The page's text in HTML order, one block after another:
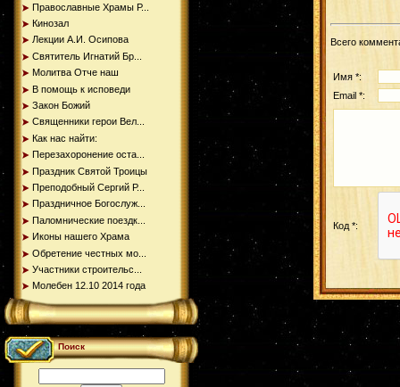
Православные Храмы Р...
Кинозал
Лекции А.И. Осипова
Святитель Игнатий Бр...
Молитва Отче наш
В помощь к исповеди
Закон Божий
Священники герои Вел...
Как нас найти:
Перезахоронение оста...
Праздник Святой Троицы
Преподобный Сергий Р...
Праздничное Богослуж...
Паломнические поездк...
Иконы нашего Храма
Обретение честных мо...
Участники строительс...
Молебен 12.10 2014 года
Поиск
Всего
Имя *:
Email *:
Код *: